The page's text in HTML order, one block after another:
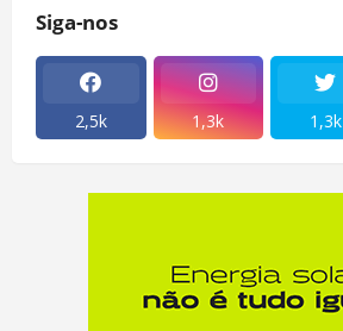
Siga-nos
2,5k 1,3k 1,3k